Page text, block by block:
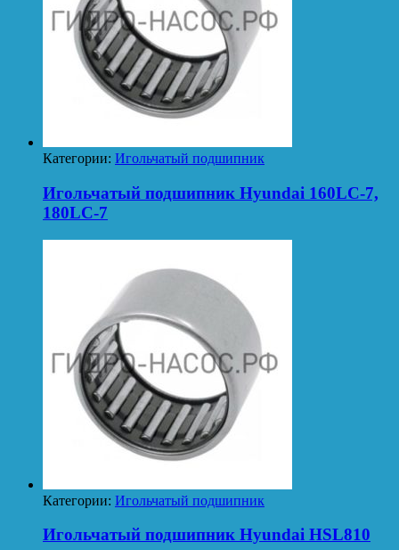
Категории: Игольчатый подшипник
Игольчатый подшипник Hyundai 160LC-7,
180LC-7
Категории: Игольчатый подшипник
Игольчатый подшипник Hyundai HSL810